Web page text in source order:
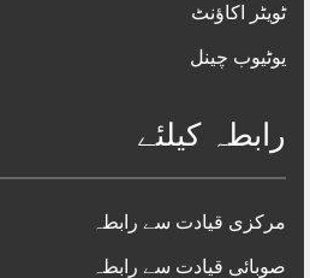
ٹویٹر اکاؤنٹ
یوٹیوب چینل
رابطہ کیلئے
مرکزی قیادت سے رابطہ
صوبائی قیادت سے رابطہ